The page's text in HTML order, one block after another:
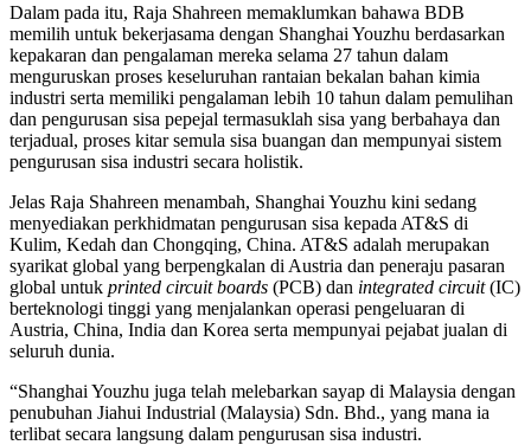
Dalam pada itu, Raja Shahreen memaklumkan bahawa BDB
memilih untuk bekerjasama dengan Shanghai Youzhu berdasarkan
kepakaran dan pengalaman mereka selama 27 tahun dalam
menguruskan proses keseluruhan rantaian bekalan bahan kimia
industri serta memiliki pengalaman lebih 10 tahun dalam pemulihan
dan pengurusan sisa pepejal termasuklah sisa yang berbahaya dan
terjadual, proses kitar semula sisa buangan dan mempunyai sistem
pengurusan sisa industri secara holistik.
Jelas Raja Shahreen menambah, Shanghai Youzhu kini sedang
menyediakan perkhidmatan pengurusan sisa kepada AT&S di
Kulim, Kedah dan Chongqing, China. AT&S adalah merupakan
syarikat global yang berpengkalan di Austria dan peneraju pasaran
global untuk printed circuit boards (PCB) dan integrated circuit(IC)
berteknologi tinggi yang menjalankan operasi pengeluaran di
Austria, China, India dan Korea serta mempunyai pejabat jualan di
seluruh dunia.
“Shanghai Youzhu juga telah melebarkan sayap di Malaysia dengan
penubuhan Jiahui Industrial (Malaysia) Sdn. Bhd., yang mana ia
terlibat secara langsung dalam pengurusan sisa industri.